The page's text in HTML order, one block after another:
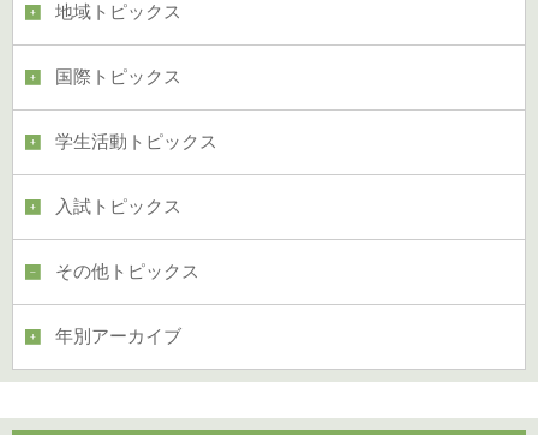
地域トピックス
国際トピックス
学生活動トピックス
入試トピックス
その他トピックス
年別アーカイブ